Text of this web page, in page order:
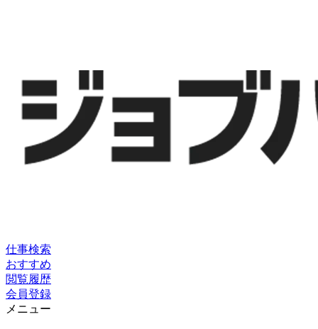
仕事検索
おすすめ
閲覧履歴
会員登録
メニュー